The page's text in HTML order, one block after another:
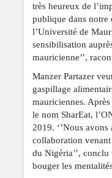
très heureux de
publique dans notre
l’Université de
sensibilisation
mauricienne’’,
Manzer Partazer
gaspillage
mauriciennes. Après
le nom SharEat,
2019. ‘’Nous
collaboration
du Nigéria’’,
bouger les